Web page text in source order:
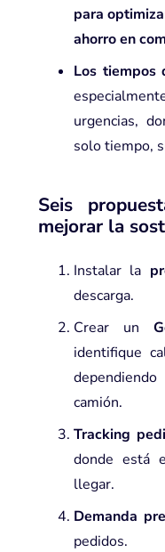
para
ahorro en
Los tiempos
urgencias,
solo tiempo,
Seis
mejorar la
Instalar la
descarga.
Crear un
identifique
camión.
Tracking
donde está
llegar.
Demanda
pedidos.